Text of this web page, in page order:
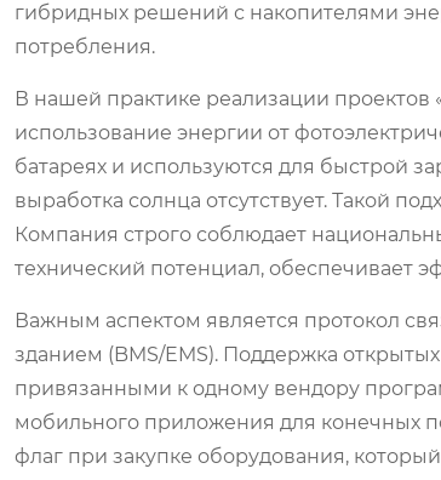
гибридных решений с накопителями
потребления.
В нашей практике реализации
использование энергии от
батареях и используются для быстрой
выработка солнца отсутствует. Такой
Компания строго соблюдает
технический потенциал, обеспечивает
Важным аспектом является протокол
зданием (BMS/EMS). Поддержка открытых
привязанными к одному вендору
мобильного приложения для конечных
флаг при закупке оборудования,